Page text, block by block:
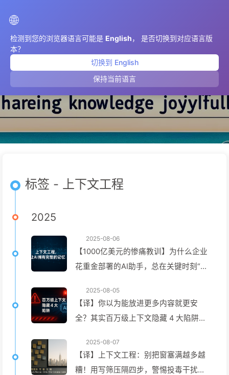
🌐
检测到您的浏览器语言可能是 English， 是否切换到对应语言版
本？
切换到 English
保持当前语言
上下文工程
标签 - 上下文工程
2025
2025-08-06
【1000亿美元的惨痛教训】为什么企业
花重金部署的AI助手，总在关键时刻“失
2025-08-05
【译】你以为能放进更多内容就更安
全？其实百万级上下文隐藏 4 大陷阱，
2025-08-07
【译】上下文工程：别把窗塞满越多越
糟！用写筛压隔四步，警惕投毒干扰混